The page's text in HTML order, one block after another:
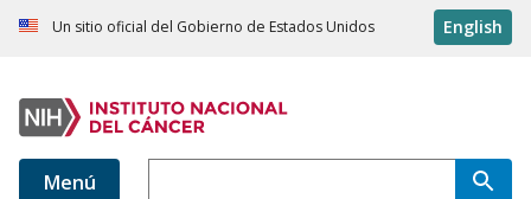
Un sitio oficial del Gobierno de Estados Unidos English
Menú